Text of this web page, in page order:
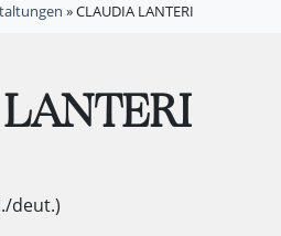
»CLAUDIA LANTERI
deut.)